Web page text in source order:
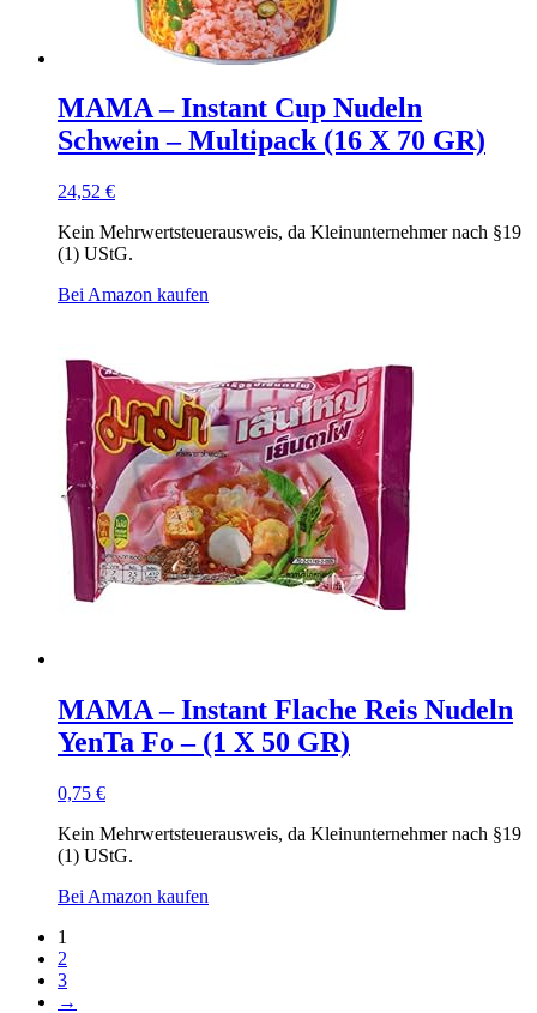
MAMA – Instant Cup Nudeln
Schwein – Multipack (16 X 70 GR)
24,52 €
Kein Mehrwertsteuerausweis, da Kleinunternehmer nach §19
(1) UStG.
Bei Amazon kaufen
MAMA – Instant Flache Reis Nudeln
YenTa Fo – (1 X 50 GR)
0,75 €
Kein Mehrwertsteuerausweis, da Kleinunternehmer nach §19
(1) UStG.
Bei Amazon kaufen
1
2
3
→